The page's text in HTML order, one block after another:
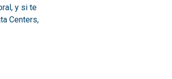
y si te
Centers,